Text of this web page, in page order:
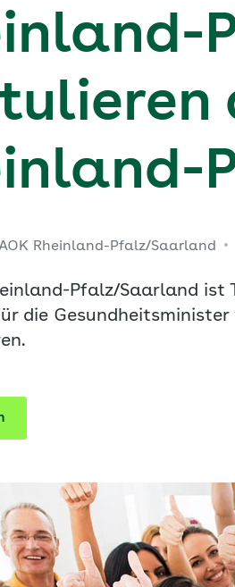
Rheinland-Pfalz/Saarland
Pfalz/Saarland ist
die